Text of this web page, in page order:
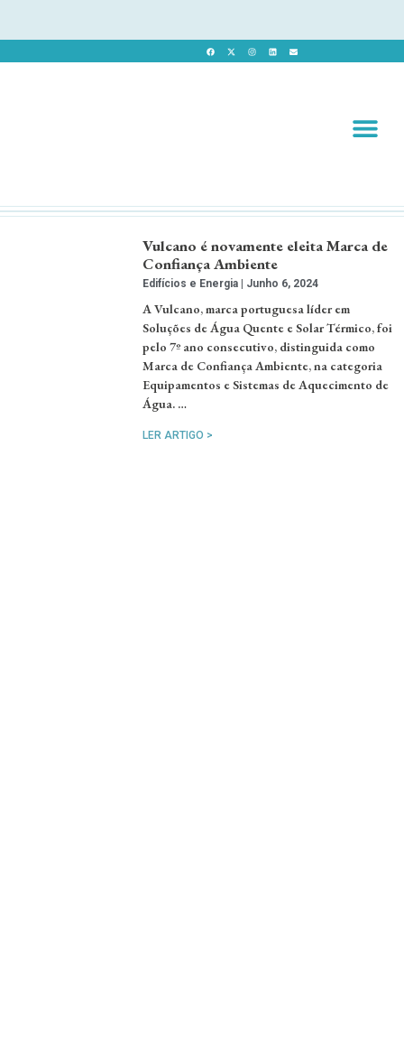
Vulcano é novamente eleita Marca de
Confiança Ambiente
Edifícios e Energia Junho 6, 2024
A Vulcano, marca portuguesa líder em
Soluções de Água Quente e Solar Térmico, foi
pelo 7º ano consecutivo, distinguida como
Marca de Confiança Ambiente, na categoria
Equipamentos e Sistemas de Aquecimento de
Água. …
LER ARTIGO >